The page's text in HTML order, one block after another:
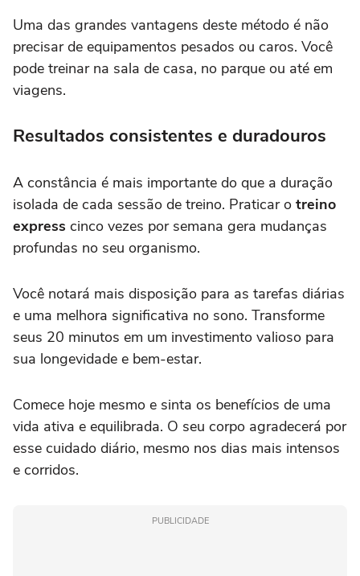
Uma das grandes vantagens deste método é não
precisar de equipamentos pesados ou caros. Você
pode treinar na sala de casa, no parque ou até em
viagens.
Resultados consistentes e duradouros
A constância é mais importante do que a duração
isolada de cada sessão de treino. Praticar o treino
express cinco vezes por semana gera mudanças
profundas no seu organismo.
Você notará mais disposição para as tarefas diárias
e uma melhora significativa no sono. Transforme
seus 20 minutos em um investimento valioso para
sua longevidade e bem-estar.
Comece hoje mesmo e sinta os benefícios de uma
vida ativa e equilibrada. O seu corpo agradecerá por
esse cuidado diário, mesmo nos dias mais intensos
e corridos.
PUBLICIDADE